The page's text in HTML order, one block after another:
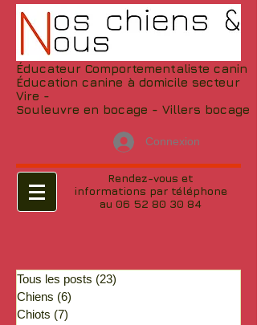
Éducateur Comportementaliste canin
Éducation canine à domicile secteur
Vire -
Souleuvre en bocage - Villers bocage
Connexion
Rendez-vous et
informations par téléphone
au 06 52 80 30 84
Tous les posts (23)
Chiens (6)
Chiots (7)